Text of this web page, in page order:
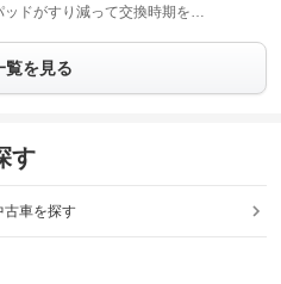
ッドがすり減って交換時期を…
覧を見る
す
古車を探す